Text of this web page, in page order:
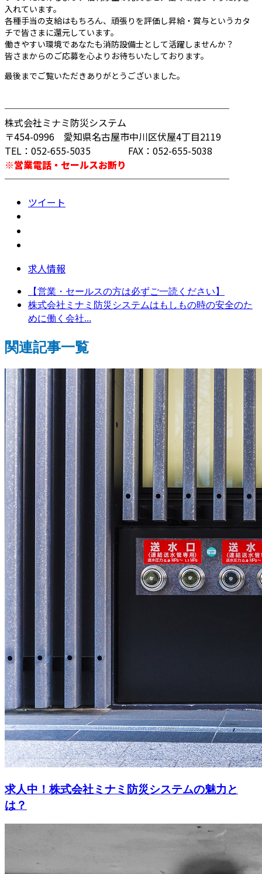
入れています。
各種手当の支給はもちろん、頑張りを評価し昇給・賞与というカタ
チで皆さまに還元しています。
働きやすい環境であなたも消防設備士として活躍しませんか？
皆さまからのご応募を心よりお待ちいたしております。
最後までご覧いただきありがとうございました。
────────────────────────
株式会社ミナミ防災システム
〒454-0996 愛知県名古屋市中川区伏屋4丁目2119
TEL：052-655-5035 FAX：052-655-5038
※営業電話・セールスお断り
────────────────────────
ツイート
求人情報
【営業・セールスの方は必ずご一読ください】
株式会社ミナミ防災システムはもしもの時の安全のた
めに働く会社...
関連記事一覧
求人中！株式会社ミナミ防災システムの魅力と
は？